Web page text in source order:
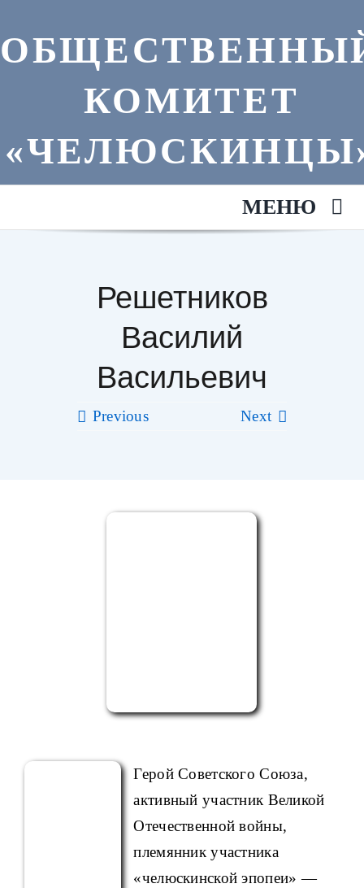
to
content
КОМИТЕТ
МЕНЮ
Анонсы
Фильмы
Решетников
Василий
Васильевич
Previous Next
Герой Советского Союза,
активный участник Великой
Отечественной войны,
племянник участника
«челюскинской эпопеи» —